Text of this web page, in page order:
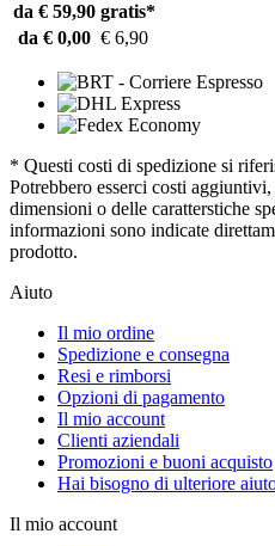
da € 59,90 gratis*
da € 0,00 € 6,90
* Questi costi di spedizione si
Potrebbero esserci costi
dimensioni o delle caratterstiche
informazioni sono indicate
prodotto.
Aiuto
Il mio ordine
Spedizione e consegna
Resi e rimborsi
Opzioni di pagamento
Il mio account
Clienti aziendali
Promozioni e buoni acquisto
Hai bisogno di ulteriore
Il mio account